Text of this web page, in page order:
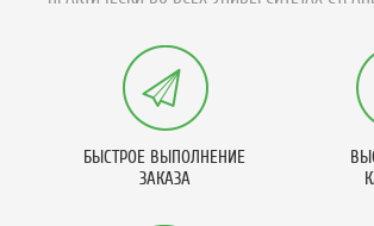
БЫСТРОЕ ВЫПОЛНЕНИЕ
ЗАКАЗА